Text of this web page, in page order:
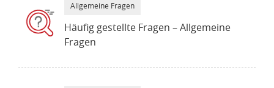
Allgemeine Fragen
Häufig gestellte Fragen – Allgemeine
Fragen